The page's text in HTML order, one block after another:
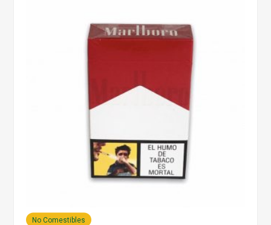
No Comestibles